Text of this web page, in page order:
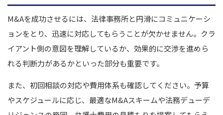
M&Aを成功させるには、法律事務所と円滑にコミュニケーシ
ョンをとり、迅速に対応してもらうことが欠かせません。クラ
イアント側の意図を理解しているか、効果的に交渉を進めら
れる判断力があるかといった部分も重要です。
また、初回相談の対応や費用体系も確認してください。予算
やスケジュールに応じ、最適なM&Aスキームや法務デューデ